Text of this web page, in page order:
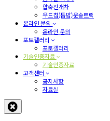
압축진개차
우드칩(톱밥)운송트럭
온라인 문의
온라인 문의
포토갤러리
포토갤러리
기술인증자료
기술인증자료
고객센터
공지사항
자료실